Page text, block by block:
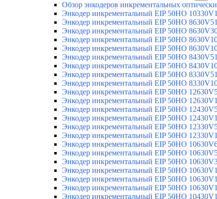
Обзор энкодеров инкрементальных
Энкодер инкрементальный EIP 50HO
Энкодер инкрементальный EIP 50HO
Энкодер инкрементальный EIP 50HO
Энкодер инкрементальный EIP 50HO
Энкодер инкрементальный EIP 50HO
Энкодер инкрементальный EIP 50HO
Энкодер инкрементальный EIP 50HO
Энкодер инкрементальный EIP 50HO
Энкодер инкрементальный EIP 50HO
Энкодер инкрементальный EIP 50HO
Энкодер инкрементальный EIP 50HO
Энкодер инкрементальный EIP 50HO
Энкодер инкрементальный EIP 50HO
Энкодер инкрементальный EIP 50HO
Энкодер инкрементальный EIP 50HO
Энкодер инкрементальный EIP 50HO
Энкодер инкрементальный EIP 50HO
Энкодер инкрементальный EIP 50HO
Энкодер инкрементальный EIP 50HO
Энкодер инкрементальный EIP 50HO
Энкодер инкрементальный EIP 50HO
Энкодер инкрементальный EIP 50HO